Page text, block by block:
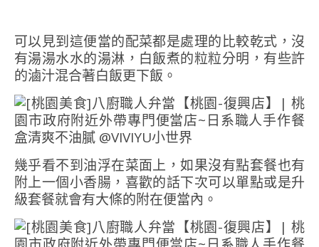
可以見到這便當的配菜都是處理的比較乾式，沒
有湯湯水水的湯淋，白飯煮的粒粒分明，有些許
的滷汁混合著白飯更下飯。
幾乎看不到油浮在菜面上，如果沒有點套餐也有
附上一個小香腸，喜歡的話下次可以單點或是升
級套餐就會有大條的附在便當內。